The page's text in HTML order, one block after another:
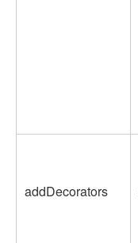
addDecorators